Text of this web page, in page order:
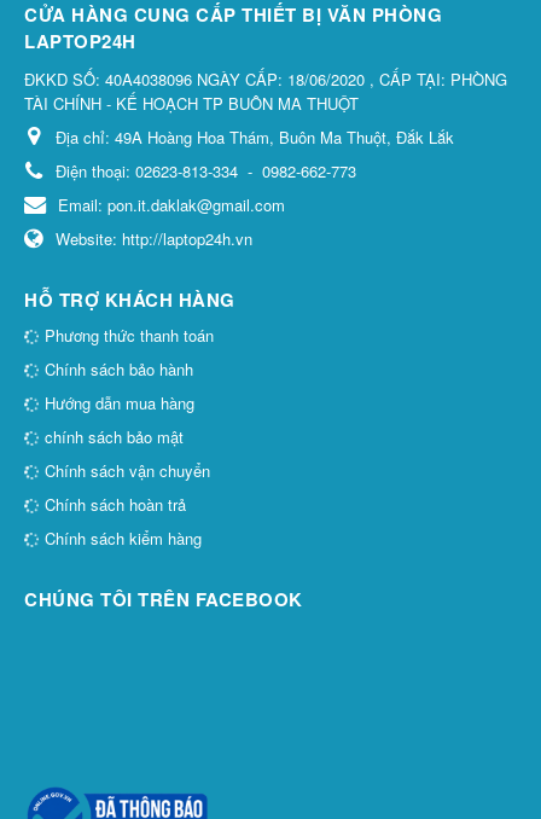
CỬA HÀNG CUNG CẤP THIẾT BỊ VĂN PHÒNG
LAPTOP24H
ĐKKD SỐ: 40A4038096 NGÀY CẤP: 18/06/2020 , CẤP TẠI: PHÒNG
TÀI CHÍNH - KẾ HOẠCH TP BUÔN MA THUỘT
Địa chỉ: 49A Hoàng Hoa Thám, Buôn Ma Thuột, Đắk Lắk
Điện thoại: 02623-813-334 - 0982-662-773
Email: pon.it.daklak@gmail.com
Website: http://laptop24h.vn
HỖ TRỢ KHÁCH HÀNG
Phương thức thanh toán
Chính sách bảo hành
Hướng dẫn mua hàng
chính sách bảo mật
Chính sách vận chuyển
Chính sách hoàn trả
Chính sách kiểm hàng
CHÚNG TÔI TRÊN FACEBOOK